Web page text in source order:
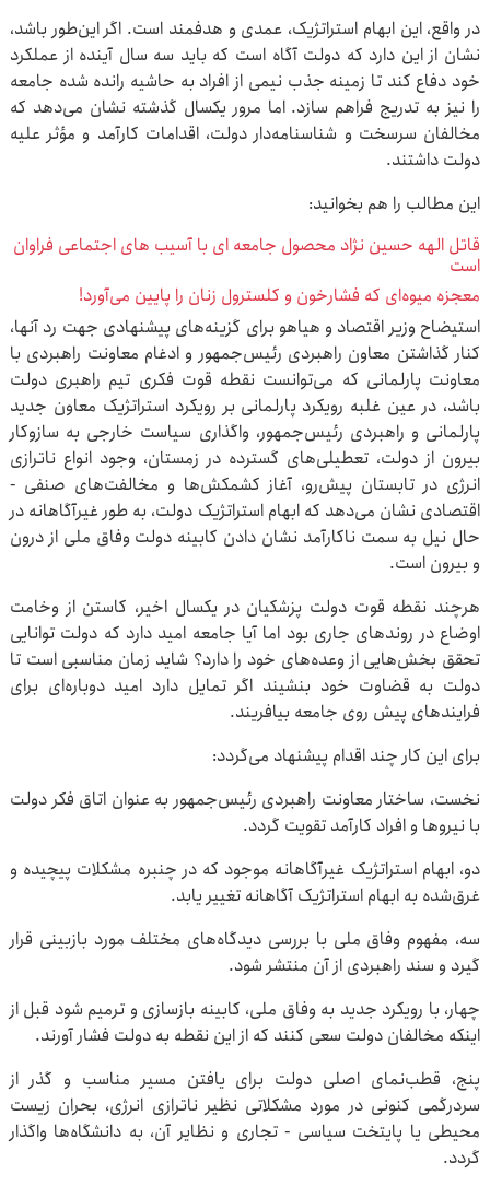
در واقع، این ابهام استراتژیک، عمدی و هدفمند است. اگر این‌طور باشد،
نشان از این دارد که دولت آگاه است که باید سه سال آینده از عملکرد
خود دفاع کند تا زمینه جذب نیمی از افراد به حاشیه رانده شده جامعه
را نیز به تدریج فراهم سازد. اما مرور یکسال گذشته نشان می‌دهد که
مخالفان سرسخت و شناسنامه‌دار دولت، اقدامات کارآمد و مؤثر علیه
دولت داشتند.
این مطالب را هم بخوانید:
قاتل الهه حسین نژاد محصول جامعه ای با آسیب های اجتماعی فراوان
است
معجزه میوه‌ای که فشارخون و کلسترول زنان را پایین می‌آورد!
استیضاح وزیر اقتصاد و هیاهو برای گزینه‌های پیشنهادی جهت رد آنها،
کنار گذاشتن معاون راهبردی رئیس‌جمهور و ادغام معاونت راهبردی با
معاونت پارلمانی که می‌توانست نقطه قوت فکری تیم راهبری دولت
باشد، در عین غلبه رویکرد پارلمانی بر رویکرد استراتژیک معاون جدید
پارلمانی و راهبردی رئیس‌جمهور، واگذاری سیاست خارجی به سازوکار
بیرون از دولت، تعطیلی‌های گسترده در زمستان، وجود انواع ناترازی
انرژی در تابستان پیش‌رو، آغاز کشمکش‌ها و مخالفت‌های صنفی -
اقتصادی نشان می‌دهد که ابهام استراتژیک دولت، به طور غیرآگاهانه در
حال نیل به سمت ناکارآمد نشان دادن کابینه دولت وفاق ملی از درون
و بیرون است.
هرچند نقطه قوت دولت پزشکیان در یکسال اخیر، کاستن از وخامت
اوضاع در روندهای جاری بود اما آیا جامعه امید دارد که دولت توانایی
تحقق بخش‌هایی از وعده‌های خود را دارد؟ شاید زمان مناسبی است تا
دولت به قضاوت خود بنشیند اگر تمایل دارد امید دوباره‌ای برای
فرایندهای پیش ‌روی جامعه بیافریند.
برای این کار چند اقدام پیشنهاد می‌گردد:
نخست، ساختار معاونت راهبردی رئیس‌جمهور به عنوان اتاق فکر دولت
با نیروها و افراد کارآمد تقویت گردد.
دو، ابهام استراتژیک غیرآگاهانه موجود که در چنبره مشکلات پیچیده و
غرق‌شده به ابهام استراتژیک آگاهانه تغییر یابد.
سه، مفهوم وفاق ملی با بررسی دیدگاه‌های مختلف مورد بازبینی قرار
گیرد و سند راهبردی از آن منتشر شود.
چهار، با رویکرد جدید به وفاق ملی، کابینه بازسازی و ترمیم شود قبل از
اینکه مخالفان دولت سعی کنند که از این نقطه به دولت فشار آورند.
پنج، قطب‌نمای اصلی دولت برای یافتن مسیر مناسب و گذر از
سردرگمی کنونی در مورد مشکلاتی نظیر ناترازی انرژی، بحران زیست
محیطی یا پایتخت سیاسی - تجاری و نظایر آن، به دانشگاه‌ها واگذار
گردد.‌